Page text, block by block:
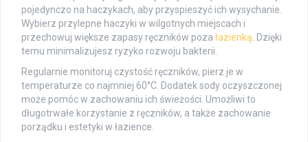
pojedynczo na haczykach, aby przyspieszyć ich wysychanie.
Wybierz przylepne haczyki w wilgotnych miejscach i
przechowuj większe zapasy ręczników poza łazienką . Dzięki
temu minimalizujesz ryzyko rozwoju bakterii.
Regularnie monitoruj czystość ręczników, pierz je w
temperaturze co najmniej 60°C. Dodatek sody oczyszczonej
może pomóc w zachowaniu ich świeżości. Umożliwi to
długotrwałe korzystanie z ręczników, a także zachowanie
porządku i estetyki w łazience.